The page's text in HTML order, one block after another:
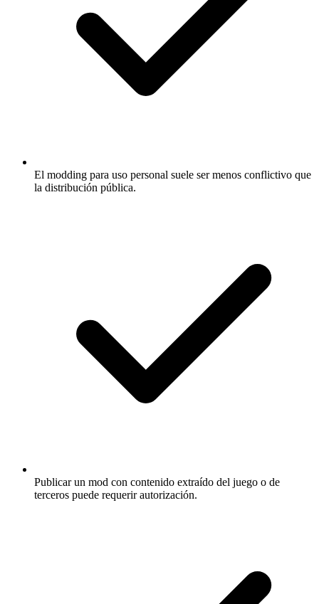
El modding para uso personal suele ser menos conflictivo que
la distribución pública.
Publicar un mod con contenido extraído del juego o de
terceros puede requerir autorización.